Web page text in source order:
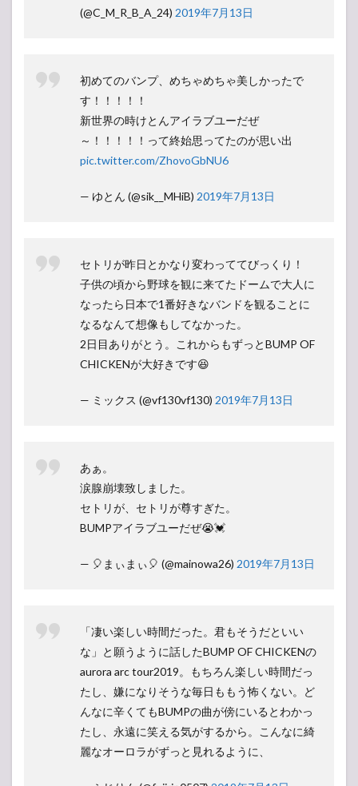
(@C_M_R_B_A_24) 2019年7月13日
初めてのバンプ、めちゃめちゃ美しかったで
す！！！！！
新世界の時けとんアイラブユーだぜ
～！！！！！って終始思ってたのが思い出
pic.twitter.com/ZhovoGbNU6
— ゆとん (@sik__MHiB) 2019年7月13日
セトリが昨日とかなり変わっててびっくり！
子供の頃から野球を観に来てたドームで大人に
なったら日本で1番好きなバンドを観ることに
なるなんて想像もしてなかった。
2日目ありがとう。これからもずっとBUMP OF
CHICKENが大好きです😆
— ミックス (@vf130vf130) 2019年7月13日
あぁ。
涙腺崩壊致しました。
セトリが、セトリが尊すぎた。
BUMPアイラブユーだぜ😭💓
— 🎈まぃまぃ🎈 (@mainowa26) 2019年7月13日
「凄い楽しい時間だった。君もそうだといい
な」と願うように話したBUMP OF CHICKENの
aurora arc tour2019。もちろん楽しい時間だっ
たし、嫌になりそうな毎日ももう怖くない。ど
んなに辛くてもBUMPの曲が傍にいるとわかっ
たし、永遠に笑える気がするから。こんなに綺
麗なオーロラがずっと見れるように、